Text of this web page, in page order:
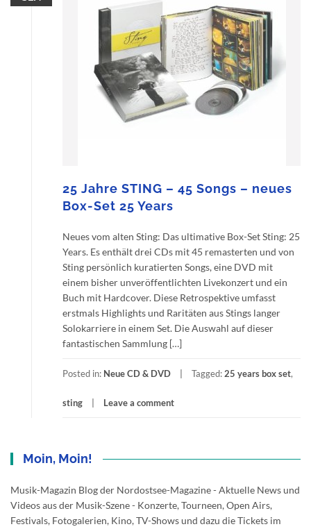
25 Jahre STING – 45 Songs – neues
Box-Set 25 Years
Neues vom alten Sting: Das ultimative Box-Set Sting: 25
Years. Es enthält drei CDs mit 45 remasterten und von
Sting persönlich kuratierten Songs, eine DVD mit
einem bisher unveröffentlichten Livekonzert und ein
Buch mit Hardcover. Diese Retrospektive umfasst
erstmals Highlights und Raritäten aus Stings langer
Solokarriere in einem Set. Die Auswahl auf dieser
fantastischen Sammlung […]
Posted in: Neue CD & DVD Tagged:25 years box set,
sting Leave a comment
Moin, Moin!
Musik-Magazin Blog der Nordostsee-Magazine - Aktuelle News und
Videos aus der Musik-Szene - Konzerte, Tourneen, Open Airs,
Festivals, Fotogalerien, Kino, TV-Shows und dazu die Tickets im